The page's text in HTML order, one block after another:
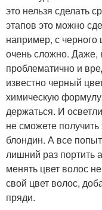
это нельзя сделать
этапов это можно
например, с черного
очень сложно. Даже,
проблематично и
известно черный
химическую
держаться. И
не сможете
блондин. А все
лишний раз
менять цвет волос
свой цвет волос,
пряди.